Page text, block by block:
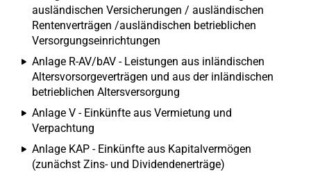
ausländischen Versicherungen / ausländischen
Rentenverträgen /ausländischen betrieblichen
Versorgungseinrichtungen
Anlage R-AV/bAV - Leistungen aus inländischen
Altersvorsorgeverträgen und aus der inländischen
betrieblichen Altersversorgung
Anlage V - Einkünfte aus Vermietung und
Verpachtung
Anlage KAP - Einkünfte aus Kapitalvermögen
(zunächst Zins- und Dividendenerträge)